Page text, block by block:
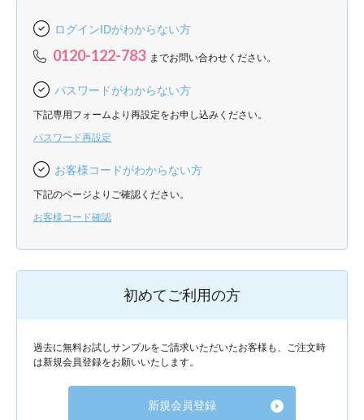
ログインIDがわからない方
0120-122-783 までお問い合わせください。
パスワードがわからない方
下記専用フォームより再設定をお申し込みください。
パスワード再設定
お客様コードがわからない方
下記のページよりご確認ください。
お客様コード確認
初めてご利用の方
過去に無料お試しサンプルをご請求いただいたお客様も、ご注文時
は新規会員登録をお願いいたします。
新規会員登録